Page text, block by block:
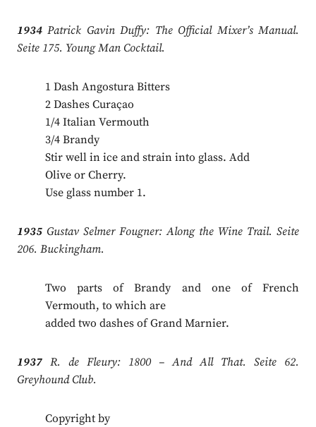
1934Patrick Gavin Duffy: The Official Mixer’s Manual.
Seite 175. Young Man Cocktail.
1 Dash Angostura Bitters
2 Dashes Curaçao
1/4 Italian Vermouth
3/4 Brandy
Stir well in ice and strain into glass. Add
Olive or Cherry.
Use glass number 1.
1935Gustav Selmer Fougner: Along the Wine Trail. Seite
206. Buckingham.
Two parts of Brandy and one of French
Vermouth, to which are
added two dashes of Grand Marnier.
1937R. de Fleury: 1800 – And All That. Seite 62.
Greyhound Club.
Copyright by